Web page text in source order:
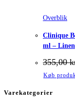
Overblik
Clinique
ml – Linen
355,00
Køb
Varekategorier